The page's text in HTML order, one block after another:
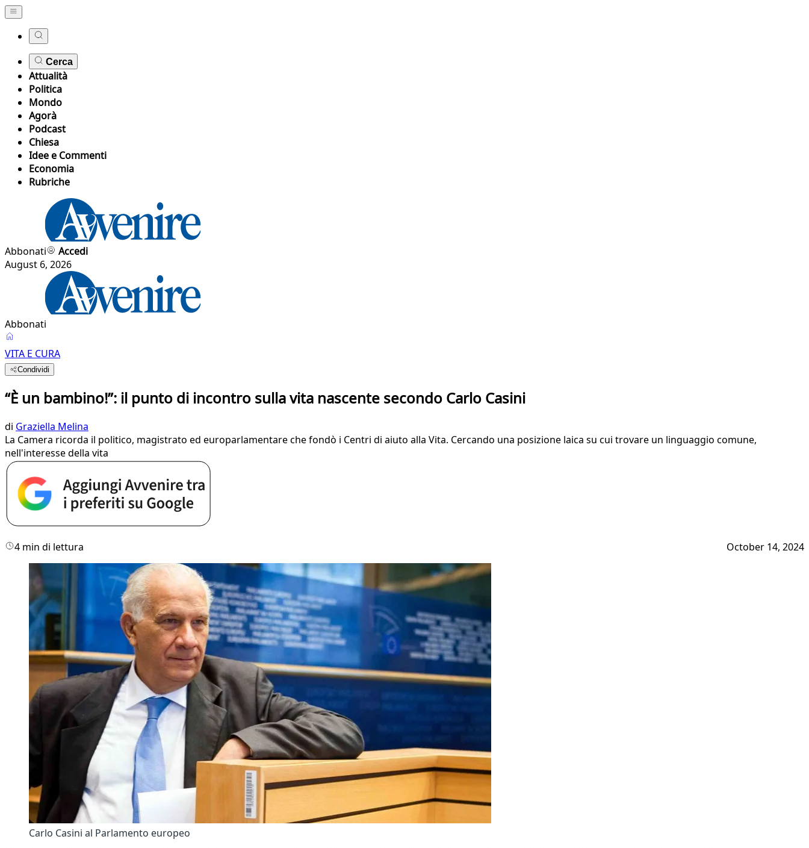
Cerca
Attualità
Politica
Mondo
Agorà
Podcast
Chiesa
Idee e Commenti
Economia
Rubriche
Abbonati
Accedi
August 6, 2026
Abbonati
VITA E CURA
Condividi
“È un bambino!”: il punto di incontro sulla vita nascente secondo Carlo Casini
di Graziella Melina
La Camera ricorda il politico, magistrato ed europarlamentare che fondò i Centri di aiuto alla Vita. Cercando una posizione laica su cui trovare un linguaggio comune,
nell'interesse della vita
4 min di lettura October 14, 2024
Carlo Casini al Parlamento europeo